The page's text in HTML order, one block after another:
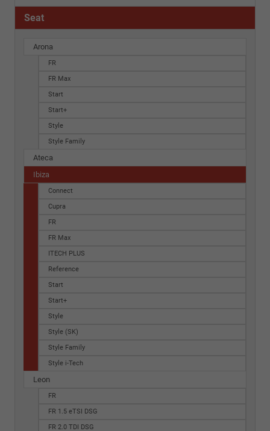
Seat
Arona
FR
FR Max
Start
Start+
Style
Style Family
Ateca
Ibiza
Connect
Cupra
FR
FR Max
ITECH PLUS
Reference
Start
Start+
Style
Style (SK)
Style Family
Style i-Tech
Leon
FR
FR 1.5 eTSI DSG
FR 2.0 TDI DSG